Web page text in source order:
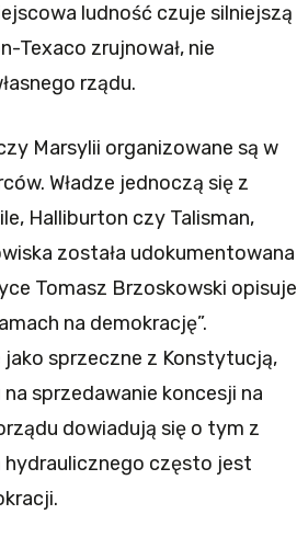
ludność czuje silniejszą
Texaco zrujnował, nie
rządu.
Marsylii organizowane są w
Władze jednoczą się z
Halliburton czy Talisman,
została udokumentowana
Tomasz Brzoskowski opisuje
na demokrację”.
jako sprzeczne z Konstytucją,
sprzedawanie koncesji na
dowiadują się o tym z
często jest